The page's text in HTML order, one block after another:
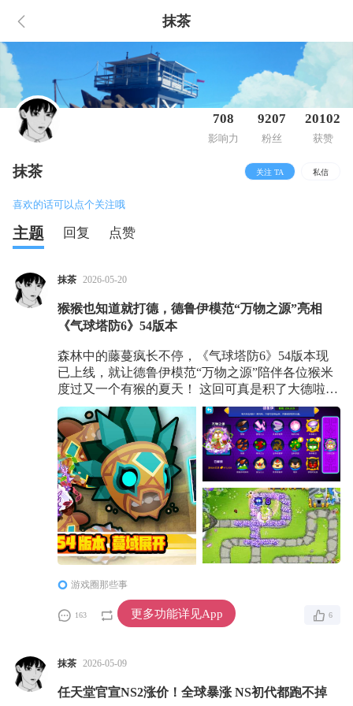
抹茶
708
影响力
9207
粉丝
20102
获赞
抹茶 关注 TA 私信
喜欢的话可以点个关注哦
主题 回复 点赞
抹茶 2026-05-20
猴猴也知道就打德，德鲁伊模范“万物之源”亮相
《气球塔防6》54版本
森林中的藤蔓疯长不停，《气球塔防6》54版本现
已上线，就让德鲁伊模范“万物之源”陪伴各位猴米
度过又一个有猴的夏天！ 这回可真是积了大德啦
少用猴子多种树，搞可持续发展还得看德鲁伊。在
阳光雨水充足、植物茂盛疯长的夏天，亲近自然的
德鲁伊又搞出了戳气球的新套路 —— 现在，德鲁
伊模范“万物之源”堂堂登场！在“六德”的尽头，
是“劳模大德”的降临！ 模范德鲁伊“万物之源”融合
了所有5级德鲁伊的能力，输出、辅
游戏圈那些事
163 0 6
抹茶 2026-05-09
任天堂官宣NS2涨价！全球暴涨 NS初代都跑不掉
更多功能详见App